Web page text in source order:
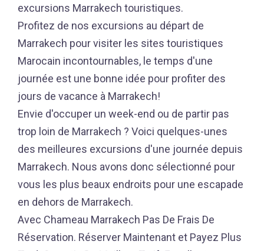
excursions Marrakech touristiques.
Profitez de nos excursions au départ de
Marrakech pour visiter les sites touristiques
Marocain incontournables, le temps d'une
journée est une bonne idée pour profiter des
jours de vacance à Marrakech!
Envie d'occuper un week-end ou de partir pas
trop loin de Marrakech ? Voici quelques-unes
des meilleures excursions d'une journée depuis
Marrakech. Nous avons donc sélectionné pour
vous les plus beaux endroits pour une escapade
en dehors de Marrakech.
Avec Chameau Marrakech Pas De Frais De
Réservation. Réserver Maintenant et Payez Plus